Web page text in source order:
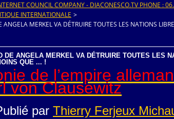
COUNCIL COMPANY - DIACONESCO.TV PHONE :
INTERNATIONALE >
MERKEL VA DÉTRUIRE TOUTES LES NATIONS
DE ANGELA MERKEL VA DÉTRUIRE TOUTES LES
QUE ... !
de l’empire
von Clausewitz
par Thierry Ferjeux